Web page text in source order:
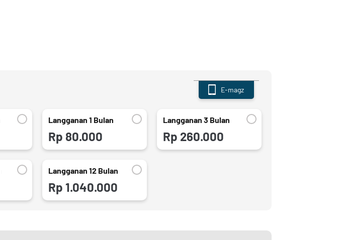
E-magz
Langganan 1 Bulan
Rp 80.000
Langganan 3 Bulan
Rp 260.000
Langganan 12 Bulan
Rp 1.040.000